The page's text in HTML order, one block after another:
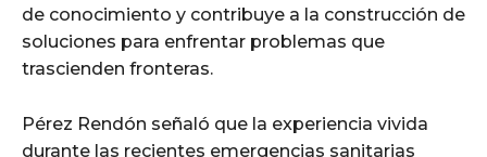
de conocimiento y contribuye a la construcción de
soluciones para enfrentar problemas que
trascienden fronteras.
Pérez Rendón señaló que la experiencia vivida
durante las recientes emergencias sanitarias